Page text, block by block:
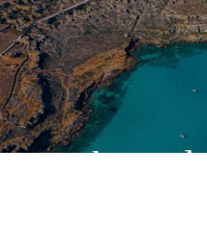
Isole